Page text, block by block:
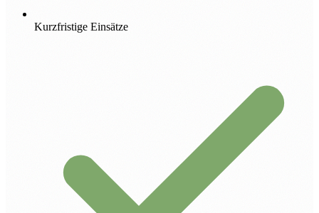
Kurzfristige Einsätze